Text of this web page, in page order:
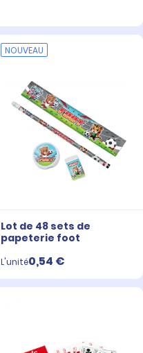
NOUVEAU
Lot de 48 sets de
papeterie foot
L'unité0,54 €